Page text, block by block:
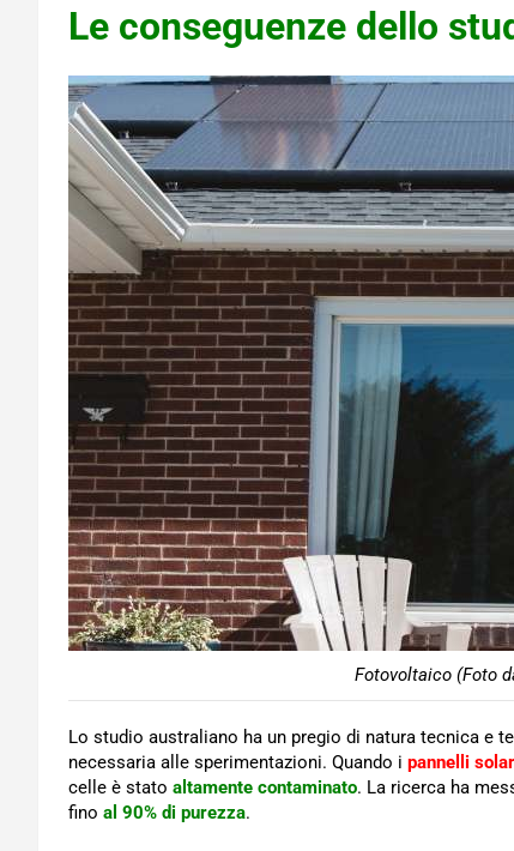
Le conseguenze dello
Fotovoltaico (Foto
Lo studio australiano ha un pregio di natura tecnica e
necessaria alle sperimentazioni. Quando i pannelli
celle è stato altamente contaminato. La ricerca ha
fino al 90% di purezza.